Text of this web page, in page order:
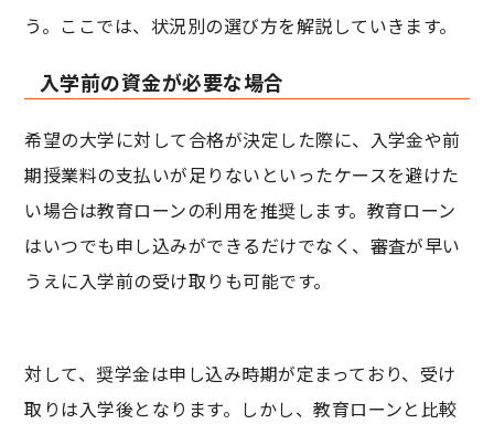
う。ここでは、状況別の選び方を解説していきます。
入学前の資金が必要な場合
希望の大学に対して合格が決定した際に、入学金や前
期授業料の支払いが足りないといったケースを避けた
い場合は教育ローンの利用を推奨します。教育ローン
はいつでも申し込みができるだけでなく、審査が早い
うえに入学前の受け取りも可能です。
対して、奨学金は申し込み時期が定まっており、受け
取りは入学後となります。しかし、教育ローンと比較